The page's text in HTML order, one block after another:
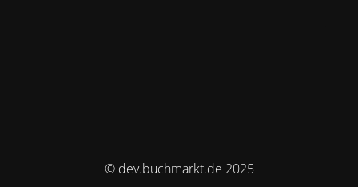
© dev.buchmarkt.de 2025